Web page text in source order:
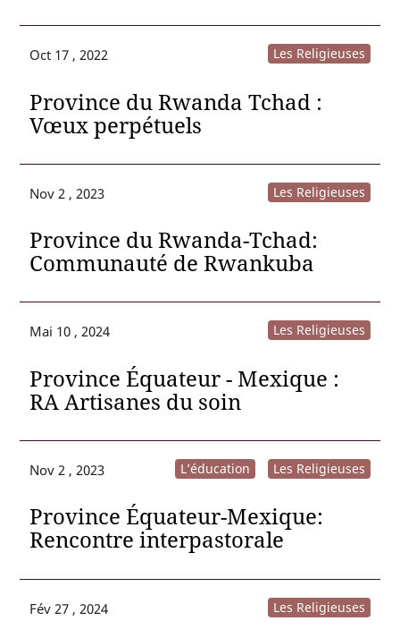
Oct 17 , 2022 Les Religieuses
Province du Rwanda Tchad :
Vœux perpétuels
Nov 2 , 2023 Les Religieuses
Province du Rwanda-Tchad:
Communauté de Rwankuba
Mai 10 , 2024 Les Religieuses
Province Équateur - Mexique :
RA Artisanes du soin
Nov 2 , 2023 Les Religieuses
L’éducation
Province Équateur-Mexique:
Rencontre interpastorale
Fév 27 , 2024 Les Religieuses